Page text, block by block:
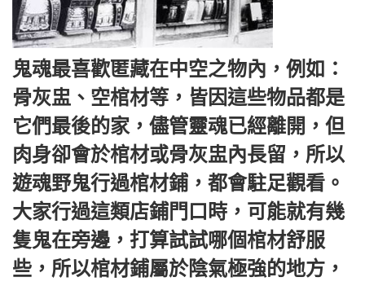
鬼魂最喜歡匿藏在中空之物內，例如：
骨灰盅、空棺材等，皆因這些物品都是
它們最後的家，儘管靈魂已經離開，但
肉身卻會於棺材或骨灰盅內長留，所以
遊魂野鬼行過棺材鋪，都會駐足觀看。
大家行過這類店鋪門口時，可能就有幾
隻鬼在旁邊，打算試試哪個棺材舒服
些，所以棺材鋪屬於陰氣極強的地方，